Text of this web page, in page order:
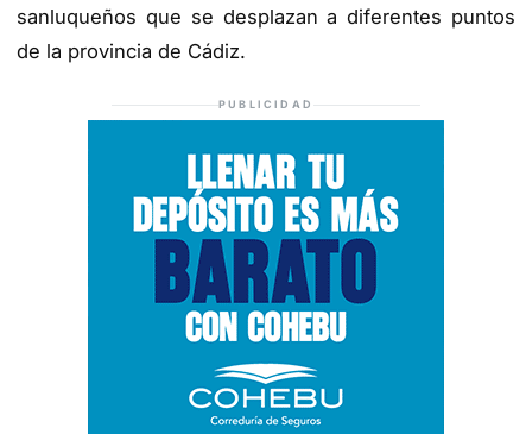
sanluqueños que se desplazan a diferentes puntos
de la provincia de Cádiz.
PUBLICIDAD